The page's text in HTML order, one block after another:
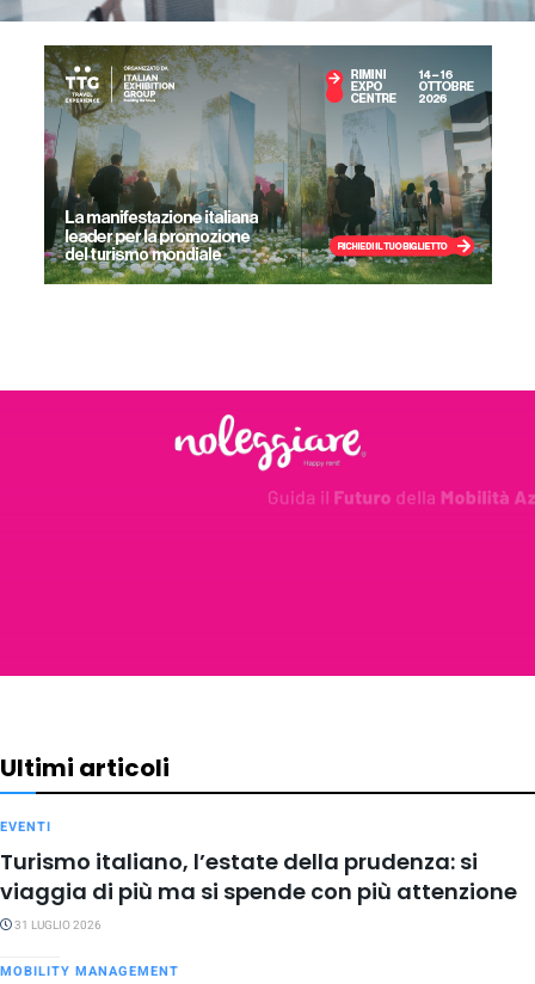
Ultimi articoli
EVENTI
Turismo italiano, l’estate della prudenza: si
viaggia di più ma si spende con più attenzione
31 LUGLIO 2026
MOBILITY MANAGEMENT